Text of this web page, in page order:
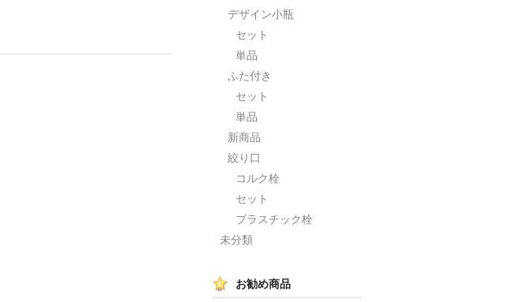
デザイン小瓶
セット
単品
ふた付き
セット
単品
新商品
絞り口
コルク栓
セット
プラスチック栓
未分類
お勧め商品